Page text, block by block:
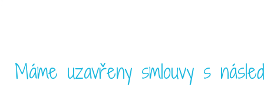
Máme uzavřeny smlouvy s